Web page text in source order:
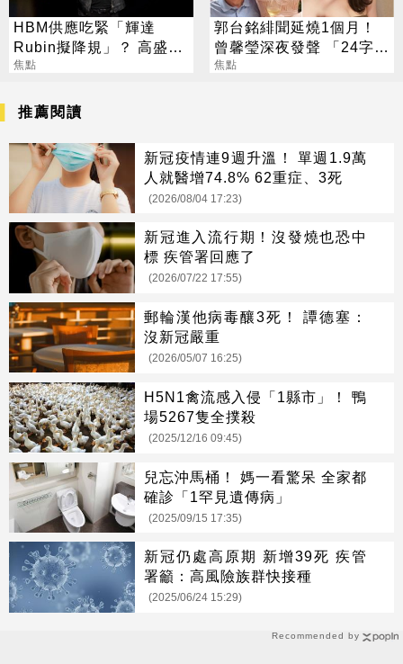
HBM供應吃緊「輝達
Rubin擬降規」？ 高盛反
讚記憶體：牛市才開始
焦點
郭台銘緋聞延燒1個月！
曾馨瑩深夜發聲 「24字」
吐盡最心繫的事
焦點
Recommended by
推薦閱讀
新冠疫情連9週升溫！ 單週1.9萬
人就醫增74.8% 62重症、3死
(2026/08/04 17:23)
新冠進入流行期！沒發燒也恐中
標 疾管署回應了
(2026/07/22 17:55)
郵輪漢他病毒釀3死！ 譚德塞：
沒新冠嚴重
(2026/05/07 16:25)
H5N1禽流感入侵「1縣市」！ 鴨
場5267隻全撲殺
(2025/12/16 09:45)
兒忘沖馬桶！ 媽一看驚呆 全家都
確診「1罕見遺傳病」
(2025/09/15 17:35)
新冠仍處高原期 新增39死 疾管
署籲：高風險族群快接種
(2025/06/24 15:29)